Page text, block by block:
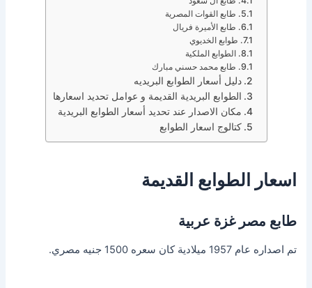
طابع القوات المصرية
طابع الأميرة فريال
طوابع الخديوي
الطوابع الملكية
طابع محمد حسني مبارك
دليل أسعار الطوابع البريديه
الطوابع البريدية القديمة و عوامل تحديد اسعارها
مكان الاصدار عند تحديد أسعار الطوابع البريدية
كتالوج اسعار الطوابع
اسعار الطوابع القديمة
طابع مصر غزة عربية
تم اصداره عام 1957 ميلادية كان سعره 1500 جنيه مصري.